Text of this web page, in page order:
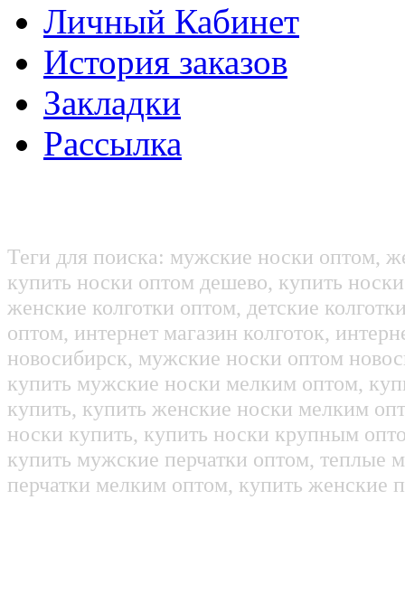
Личный Кабинет
История заказов
Закладки
Рассылка
Теги для поиска: мужские носки оптом,
купить носки оптом дешево, купить
женские колготки оптом, детские
оптом, интернет магазин колготок,
новосибирск, мужские носки оптом
купить мужские носки мелким оптом,
купить, купить женские носки мелким
носки купить, купить носки крупным
купить мужские перчатки оптом, теплые
перчатки мелким оптом, купить женские